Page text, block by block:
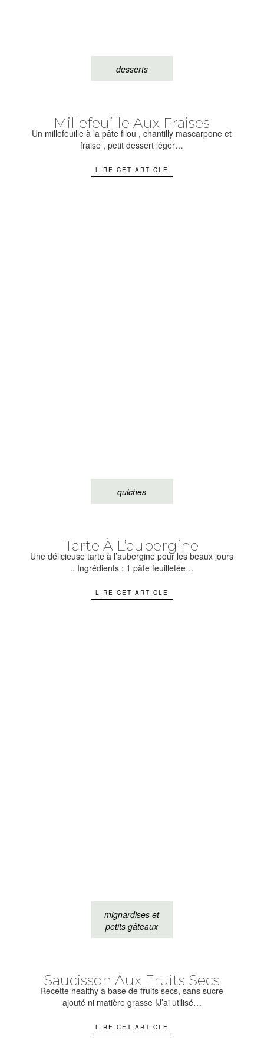
desserts
Millefeuille Aux Fraises
Un millefeuille à la pâte filou , chantilly mascarpone et
fraise , petit dessert léger…
LIRE CET ARTICLE
quiches
Tarte À L’aubergine
Une délicieuse tarte à l’aubergine pour les beaux jours
.. Ingrédients : 1 pâte feuilletée…
LIRE CET ARTICLE
mignardises et
petits gâteaux
Saucisson Aux Fruits Secs
Recette healthy à base de fruits secs, sans sucre
ajouté ni matière grasse !J’ai utilisé…
LIRE CET ARTICLE